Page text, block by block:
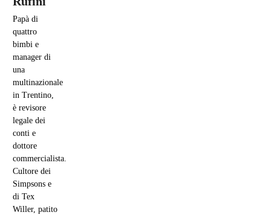
Papà di
quattro
bimbi e
manager di
una
multinazionale
in Trentino,
è revisore
legale dei
conti e
dottore
commercialista.
Cultore dei
Simpsons e
di Tex
Willer, patito